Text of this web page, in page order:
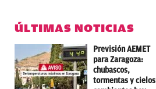
ÚLTIMAS NOTICIAS
Previsión AEMET
para Zaragoza:
chubascos,
tormentas y cielos